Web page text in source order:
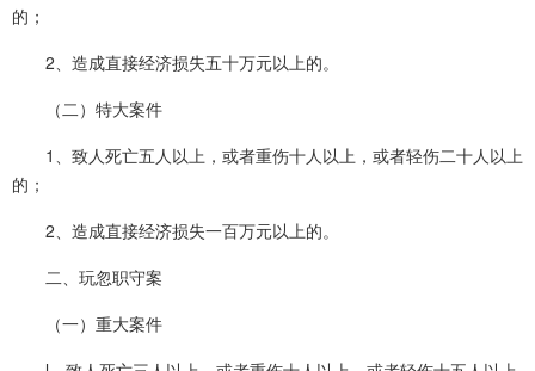
的；
2、造成直接经济损失五十万元以上的。
（二）特大案件
1、致人死亡五人以上，或者重伤十人以上，或者轻伤二十人以上
的；
2、造成直接经济损失一百万元以上的。
二、玩忽职守案
（一）重大案件